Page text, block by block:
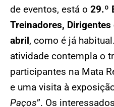
de eventos, está o 29.º
Treinadores,
abril, como é já
atividade contempla o
participantes na Mata
e uma visita à
Paços”. Os